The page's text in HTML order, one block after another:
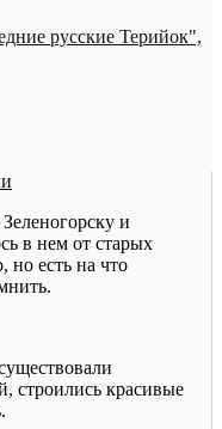
русские Терийок",
и
в нем от старых
но есть на что
строились красивые